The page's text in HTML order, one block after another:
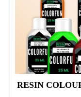
RESIN